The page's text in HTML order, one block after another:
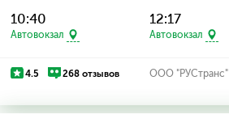
10:40
Автовокзал
12:17
Автовокзал
4.5 268 отзывов ООО "РУСтранс"